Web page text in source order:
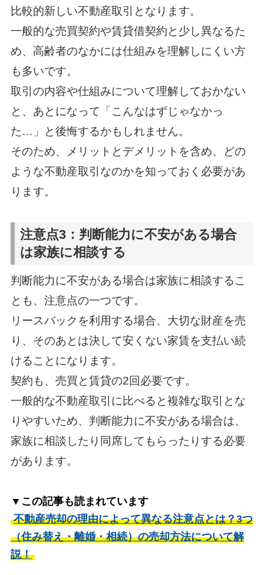
比較的新しい不動産取引となります。
一般的な売買契約や賃貸借契約と少し異なるた
め、高齢者のなかには仕組みを理解しにくい方
も多いです。
取引の内容や仕組みについて理解しておかない
と、あとになって「こんなはずじゃなかっ
た…」と後悔するかもしれません。
そのため、メリットとデメリットを含め、どの
ような不動産取引なのかを知っておく必要があ
ります。
注意点3：判断能力に不安がある場合
は家族に相談する
判断能力に不安がある場合は家族に相談するこ
とも、注意点の一つです。
リースバックを利用する場合、大切な財産を売
り、そのあとは決して安くない家賃を支払い続
けることになります。
契約も、売買と賃貸の2回必要です。
一般的な不動産取引に比べると複雑な取引とな
りやすいため、判断能力に不安がある場合は、
家族に相談したり同席してもらったりする必要
があります。
▼この記事も読まれています
不動産売却の理由によって異なる注意点とは？3つ
（住み替え・離婚・相続）の売却方法について解
説！